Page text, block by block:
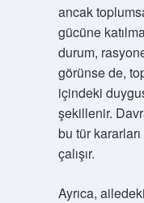
ancak
gücüne
durum,
görünse de,
içindeki
şekillenir.
bu tür kararları
çalışır.
Ayrıca,